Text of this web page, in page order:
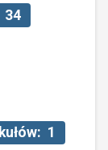
34
1